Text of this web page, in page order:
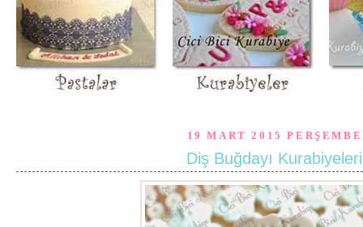
19 MART 2015 PERŞEMBE
Diş Buğdayı Kurabiyeleri